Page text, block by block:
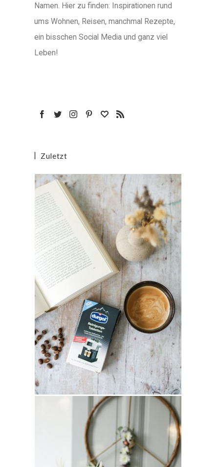
Namen. Hier zu finden: Inspirationen rund
ums Wohnen, Reisen, manchmal Rezepte,
ein bisschen Social Media und ganz viel
Leben!
Zuletzt